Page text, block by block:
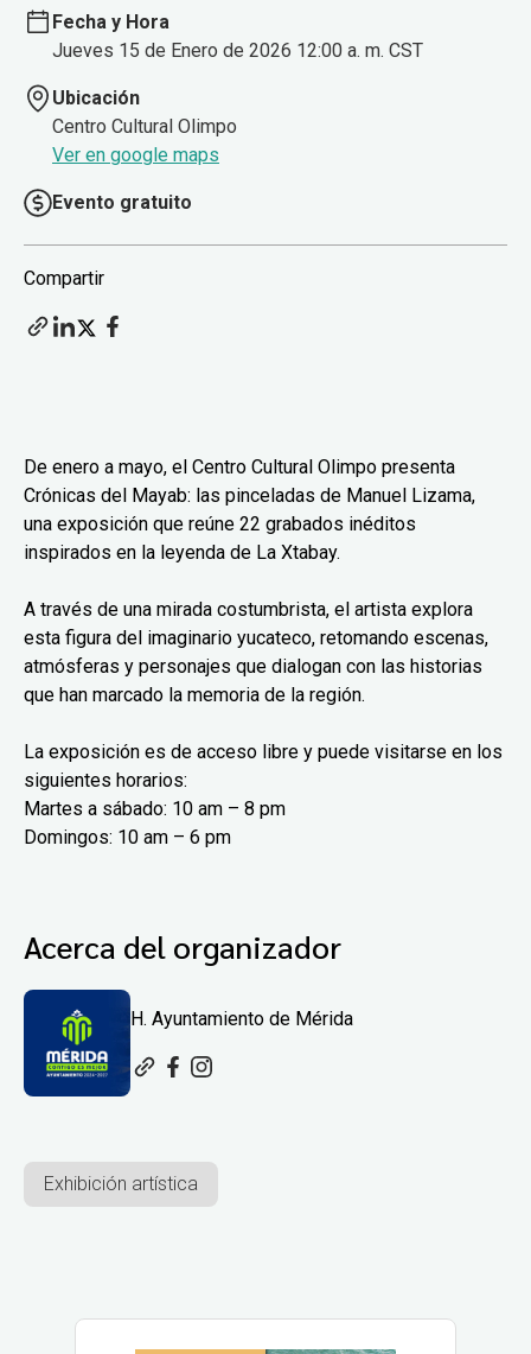
Fecha y Hora
Jueves 15 de Enero de 2026 12:00 a. m. CST
Ubicación
Centro Cultural Olimpo
Ver en google maps
Evento gratuito
Compartir
De enero a mayo, el Centro Cultural Olimpo presenta
Crónicas del Mayab: las pinceladas de Manuel Lizama,
una exposición que reúne 22 grabados inéditos
inspirados en la leyenda de La Xtabay.
A través de una mirada costumbrista, el artista explora
esta figura del imaginario yucateco, retomando escenas,
atmósferas y personajes que dialogan con las historias
que han marcado la memoria de la región.
La exposición es de acceso libre y puede visitarse en los
siguientes horarios:
Martes a sábado: 10 am – 8 pm
Domingos: 10 am – 6 pm
Acerca del organizador
H. Ayuntamiento de Mérida
Exhibición artística